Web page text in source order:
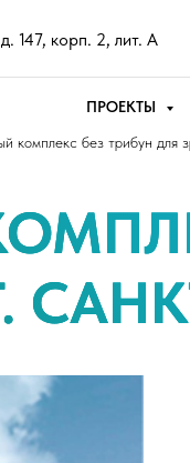
147, корп. 2, лит. А
ПРОЕКТЫ
комплекс без трибун для